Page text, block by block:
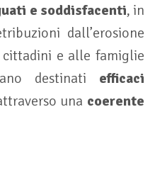
e soddisfacenti, in
dall’erosione
cittadini e alle famiglie
destinati efficaci
una coerente